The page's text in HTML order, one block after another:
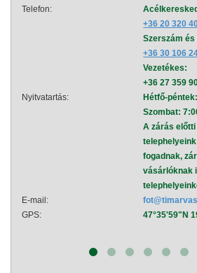
Telefon:
+36 20 320
Szerszám
+36 30 106
Vezetékes:
+36 27 359
Nyitvatartás:
Hétfő-
Szombat:
A zárás
fogadnak,
vásárlóknak
E-mail:
GPS:
47°35'59"N